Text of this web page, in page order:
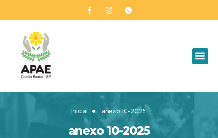
Inicial anexo 10-2025
anexo 10-2025